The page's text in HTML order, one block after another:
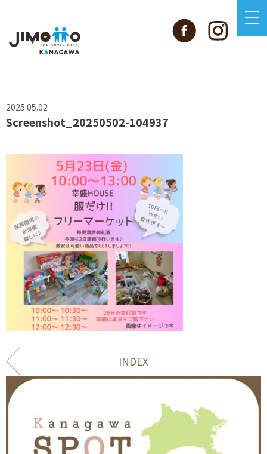
2025.05.02
Screenshot_20250502-104937
INDEX